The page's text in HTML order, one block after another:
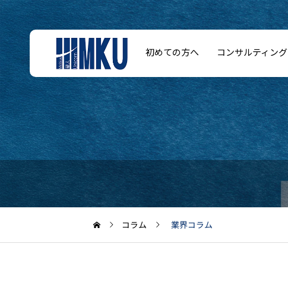
初めての方へ コンサルティング
コラム 業界コラム